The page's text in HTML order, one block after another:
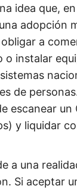
idea que,
adopción
a
instalar
de
escanear un
y liquidar
a una
Si aceptar